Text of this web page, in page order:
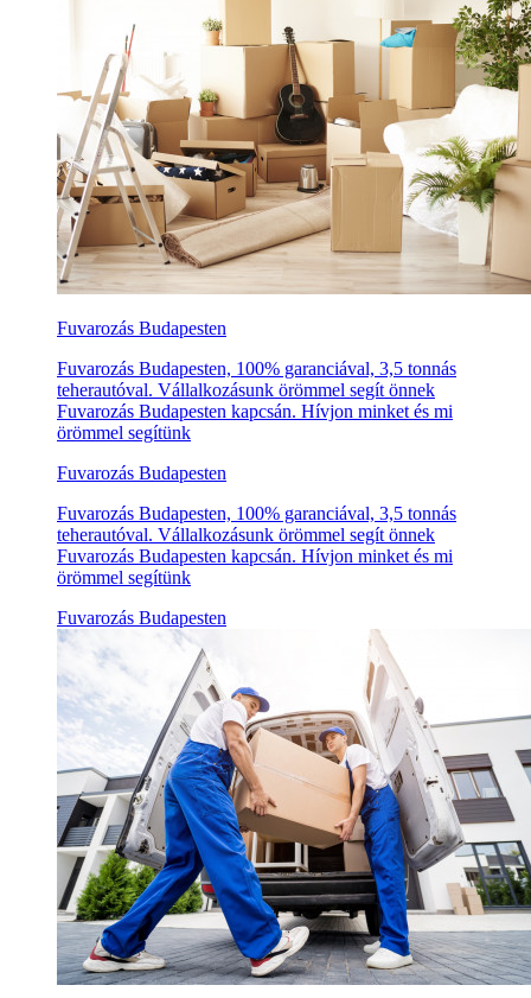
Fuvarozás Budapesten
Fuvarozás Budapesten, 100% garanciával, 3,5 tonnás
teherautóval. Vállalkozásunk örömmel segít önnek
Fuvarozás Budapesten kapcsán. Hívjon minket és mi
örömmel segítünk
Fuvarozás Budapesten
Fuvarozás Budapesten, 100% garanciával, 3,5 tonnás
teherautóval. Vállalkozásunk örömmel segít önnek
Fuvarozás Budapesten kapcsán. Hívjon minket és mi
örömmel segítünk
Fuvarozás Budapesten